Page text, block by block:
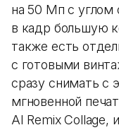
на 50 Мп с углом
в кадр большую
также есть
с готовыми
сразу снимать с
мгновенной
AI Remix Collage,